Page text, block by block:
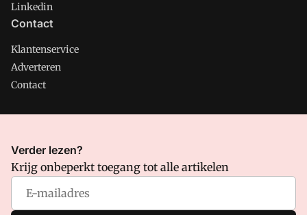
Linkedin
Contact
Klantenservice
Adverteren
Contact
CMweb is onderdeel van VMN media. Lees in
waar VMN media voor staat. Op gebruik van deze site zijn de
volgende regelingen van toepassing:Algemene Voorwaarden
Privacy en Cookie beleid
Verder lezen?
Krijg onbeperkt toegang tot alle artikelen